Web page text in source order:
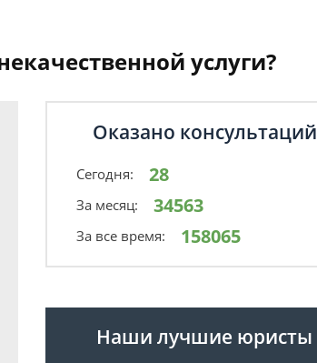
услуги?
Оказано консультаций
Сегодня: 28
За месяц: 34563
За все время: 158065
Наши лучшие юристы